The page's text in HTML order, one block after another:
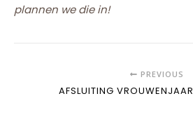
plannen we die in!
PREVIOUS
AFSLUITING